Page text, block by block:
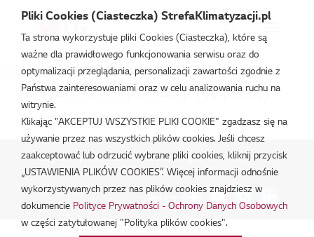
Strefa Klimatyzacji /EZ12CSN.CSJ1
DUALCOOL SPECIAL E (W LOOK)
cze 5, 2026
Polityka Prywatności - Ochrona danych osobowych.|
Zarządzaj zgodami na pliki cookie
Połącz:
Pliki Cookies (Ciasteczka) StrefaKlimatyzacji.pl
Ta strona wykorzystuje pliki Cookies (Ciasteczka), które są
ważne dla prawidłowego funkcjonowania serwisu oraz do
optymalizacji przeglądania, personalizacji zawartości zgodnie z
Państwa zainteresowaniami oraz w celu analizowania ruchu na
witrynie.
Klikając "AKCEPTUJ WSZYSTKIE PLIKI COOKIE" zgadzasz się na
używanie przez nas wszystkich plików cookies. Jeśli chcesz
zaakceptować lub odrzucić wybrane pliki cookies, kliknij przycisk
„USTAWIENIA PLIKÓW COOKIES”. Więcej informacji odnośnie
wykorzystywanych przez nas plików cookies znajdziesz w
dokumencie Polityce Prywatności - Ochrony Danych Osobowych
w części zatytułowanej "Polityka plików cookies".